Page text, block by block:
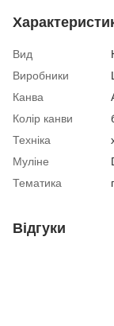
Вид
Виробники
Канва
Колір канви
Техніка
Муліне
Тематика
Відгуки